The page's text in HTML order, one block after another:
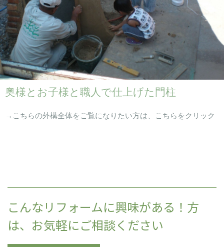
奥様とお子様と職人で仕上げた門柱
→こちらの外構全体をご覧になりたい方は、こちらをクリック
こんなリフォームに興味がある！方
は、お気軽にご相談ください